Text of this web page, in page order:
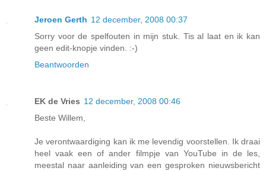
Jeroen Gerth 12 december, 2008 00:37
Sorry voor de spelfouten in mijn stuk. Tis al laat en ik kan
geen edit-knopje vinden. :-)
Beantwoorden
EK de Vries 12 december, 2008 00:46
Beste Willem,
Je verontwaardiging kan ik me levendig voorstellen. Ik draai
heel vaak een of ander filmpje van YouTube in de les,
meestal naar aanleiding van een gesproken nieuwsbericht